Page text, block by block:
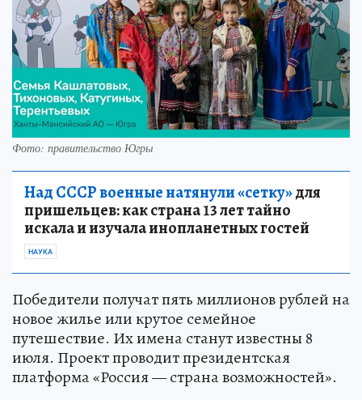
Фото: правительство Югры
Над СССР военные натянули «сетку»для
пришельцев: как страна 13 лет тайно
искала и изучала инопланетных гостей
НАУКА
Победители получат пять миллионов рублей на
новое жилье или крутое семейное
путешествие. Их имена станут известны 8
июля. Проект проводит президентская
платформа «Россия — страна возможностей».